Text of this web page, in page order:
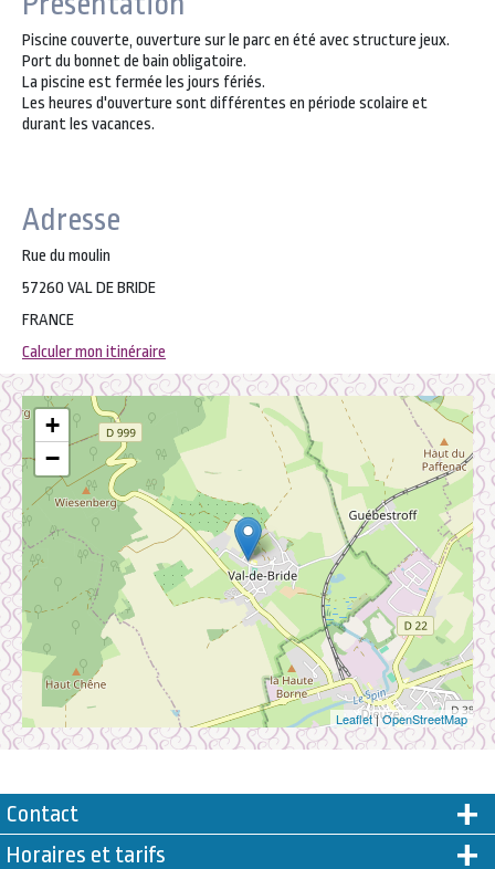
Piscine couverte, ouverture sur le parc en été avec structure jeux.
Port du bonnet de bain obligatoire.
La piscine est fermée les jours fériés.
Les heures d'ouverture sont différentes en période scolaire et
durant les vacances.
Adresse
Rue du moulin
57260 VAL DE BRIDE
FRANCE
Calculer mon itinéraire
+
−
Leaflet|OpenStreetMap
Contact
Horaires et tarifs